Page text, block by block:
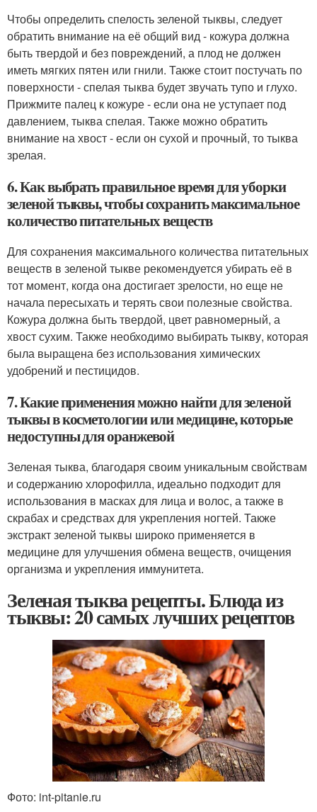
Чтобы определить спелость зеленой тыквы, следует
обратить внимание на её общий вид - кожура должна
быть твердой и без повреждений, а плод не должен
иметь мягких пятен или гнили. Также стоит постучать по
поверхности - спелая тыква будет звучать тупо и глухо.
Прижмите палец к кожуре - если она не уступает под
давлением, тыква спелая. Также можно обратить
внимание на хвост - если он сухой и прочный, то тыква
зрелая.
6. Как выбрать правильное время для уборки
зеленой тыквы, чтобы сохранить максимальное
количество питательных веществ
Для сохранения максимального количества питательных
веществ в зеленой тыкве рекомендуется убирать её в
тот момент, когда она достигает зрелости, но еще не
начала пересыхать и терять свои полезные свойства.
Кожура должна быть твердой, цвет равномерный, а
хвост сухим. Также необходимо выбирать тыкву, которая
была выращена без использования химических
удобрений и пестицидов.
7. Какие применения можно найти для зеленой
тыквы в косметологии или медицине, которые
недоступны для оранжевой
Зеленая тыква, благодаря своим уникальным свойствам
и содержанию хлорофилла, идеально подходит для
использования в масках для лица и волос, а также в
скрабах и средствах для укрепления ногтей. Также
экстракт зеленой тыквы широко применяется в
медицине для улучшения обмена веществ, очищения
организма и укрепления иммунитета.
Зеленая тыква рецепты. Блюда из
тыквы: 20 самых лучших рецептов
Фото: int-pitanie.ru